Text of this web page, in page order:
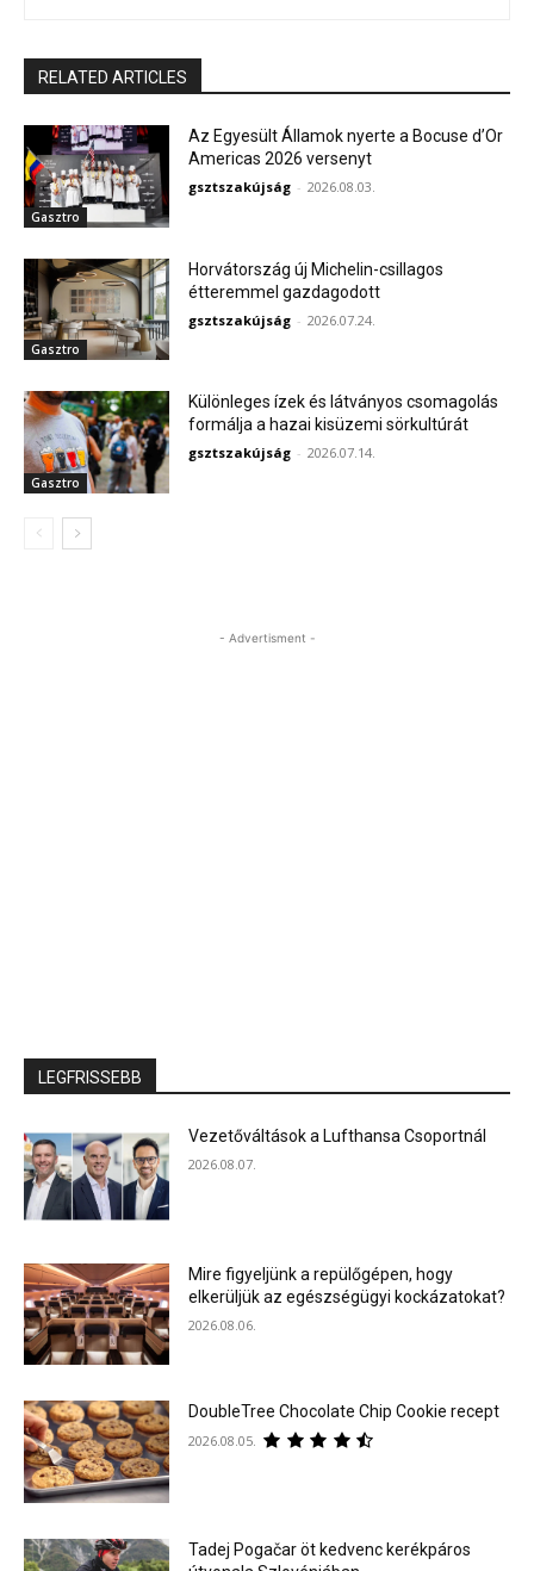
RELATED ARTICLES
Gasztro
Az Egyesült Államok nyerte a Bocuse d’Or
Americas 2026 versenyt
gsztszakújság - 2026.08.03.
Gasztro
Horvátország új Michelin-csillagos
étteremmel gazdagodott
gsztszakújság - 2026.07.24.
Gasztro
Különleges ízek és látványos csomagolás
formálja a hazai kisüzemi sörkultúrát
gsztszakújság - 2026.07.14.
- Advertisment -
LEGFRISSEBB
Vezetőváltások a Lufthansa Csoportnál
2026.08.07.
Mire figyeljünk a repülőgépen, hogy
elkerüljük az egészségügyi kockázatokat?
2026.08.06.
DoubleTree Chocolate Chip Cookie recept
2026.08.05.
Tadej Pogačar öt kedvenc kerékpáros